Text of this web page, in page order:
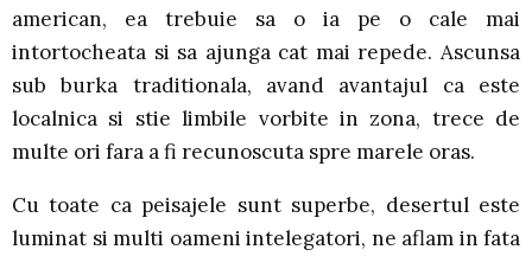
american, ea trebuie sa o ia pe o cale mai
intortocheata si sa ajunga cat mai repede. Ascunsa
sub burka traditionala, avand avantajul ca este
localnica si stie limbile vorbite in zona, trece de
multe ori fara a fi recunoscuta spre marele oras.
Cu toate ca peisajele sunt superbe, desertul este
luminat si multi oameni intelegatori, ne aflam in fata